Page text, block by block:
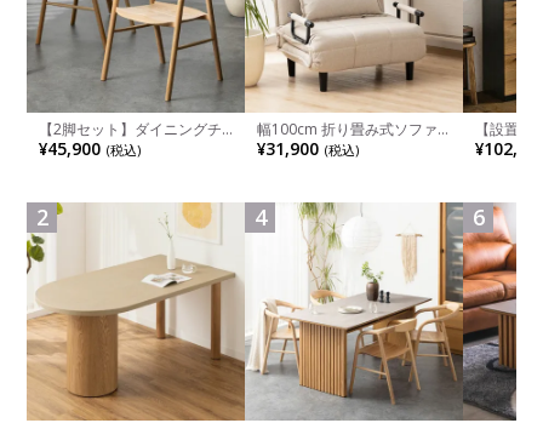
【2脚セット】ダイニングチ
ェア 木製 LUGA 肘付き チェ
ア 天然木 リビング椅子 板座
ュラル ブラウン 完成品
¥45,900 (税込)
2
幅100cm 折り畳み式ソファ
ベッド コンパクト リクライ
ニング カウチスタイル 省ス
¥31,900 (税込)
4
【設置
チンカウ
板 引き出
れ ウッデ
ル グレー
6